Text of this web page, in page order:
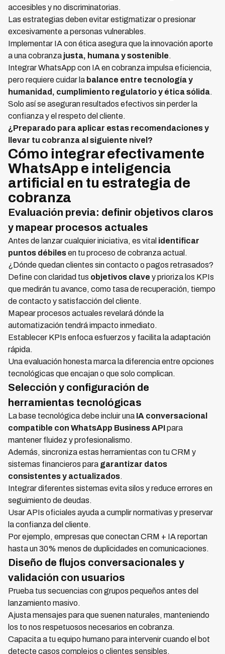
accesibles y no discriminatorias.
Las estrategias deben evitar estigmatizar o presionar
excesivamente a personas vulnerables.
Implementar IA con ética asegura que la innovación aporte
a una cobranza justa, humana y sostenible.
Integrar WhatsApp con IA en cobranza impulsa eficiencia,
pero requiere cuidar la balance entre tecnología y
humanidad, cumplimiento regulatorio y ética sólida.
Solo así se aseguran resultados efectivos sin perder la
confianza y el respeto del cliente.
¿Preparado para aplicar estas recomendaciones y
llevar tu cobranza al siguiente nivel?
Cómo integrar efectivamente
WhatsApp e inteligencia
artificial en tu estrategia de
cobranza
Evaluación previa: definir objetivos claros
y mapear procesos actuales
Antes de lanzar cualquier iniciativa, es vital identificar
puntos débilesen tu proceso de cobranza actual.
¿Dónde quedan clientes sin contacto o pagos retrasados?
Define con claridad tus objetivos clave y prioriza los KPIs
que medirán tu avance, como tasa de recuperación, tiempo
de contacto y satisfacción del cliente.
Mapear procesos actuales revelará dónde la
automatización tendrá impacto inmediato.
Establecer KPIs enfoca esfuerzos y facilita la adaptación
rápida.
Una evaluación honesta marca la diferencia entre opciones
tecnológicas que encajan o que solo complican.
Selección y configuración de
herramientas tecnológicas
La base tecnológica debe incluir una IA conversacional
compatible con WhatsApp Business APIpara
mantener fluidez y profesionalismo.
Además, sincroniza estas herramientas con tu CRM y
sistemas financieros para garantizar datos
consistentes y actualizados.
Integrar diferentes sistemas evita silos y reduce errores en
seguimiento de deudas.
Usar APIs oficiales ayuda a cumplir normativas y preservar
la confianza del cliente.
Por ejemplo, empresas que conectan CRM + IA reportan
hasta un 30% menos de duplicidades en comunicaciones.
Diseño de flujos conversacionales y
validación con usuarios
Prueba tus secuencias con grupos pequeños antes del
lanzamiento masivo.
Ajusta mensajes para que suenen naturales, manteniendo
los to nos respetuosos necesarios en cobranza.
Capacita a tu equipo humano para intervenir cuando el bot
detecte casos complejos o clientes sensibles.